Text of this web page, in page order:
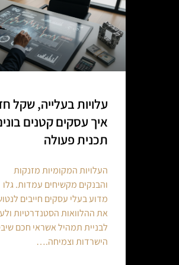
עלויות בעלייה, שקל
איך עסקים קטנים
תכנית פעולה
העלויות המקומיות מזנקות
והבנקים מקשיחים עמדות. גלו
מדוע בעלי עסקים חייבים
את ההלוואות הסטנדרטיות
לבניית תמהיל אשראי חכם
הישרדות וצמיחה.…